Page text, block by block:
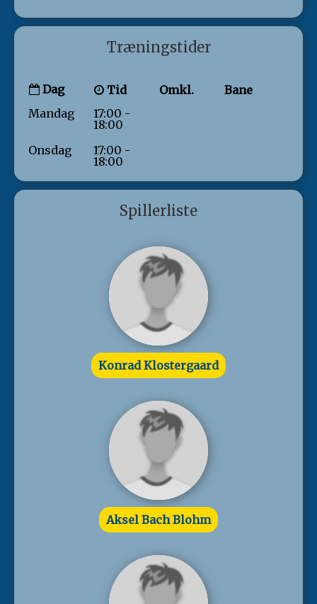
Træningstider
Dag Tid Omkl.
Bane
Mandag
17:00 -
18:00
Onsdag
17:00 -
18:00
Spillerliste
Konrad Klostergaard
Aksel Bach Blohm